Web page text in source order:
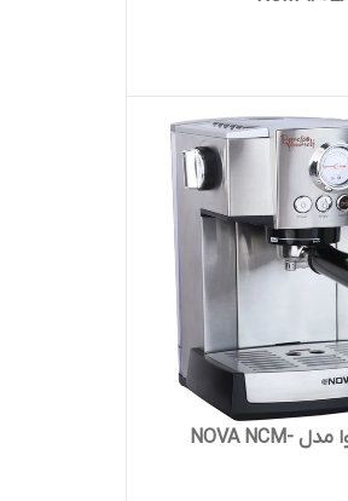
اسپرسوساز نوا مدل NOVA NCM-